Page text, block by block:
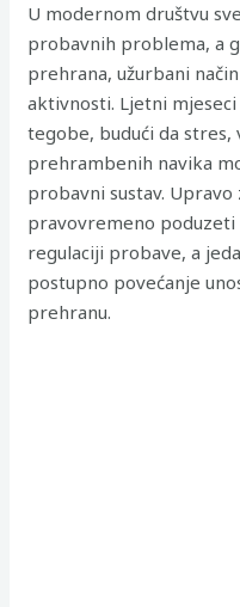
U modernom društvu
probavnih problema, a
prehrana, užurbani
aktivnosti. Ljetni
tegobe, budući da
prehrambenih navika
probavni sustav.
pravovremeno
regulaciji probave, a
postupno povećanje
prehranu.